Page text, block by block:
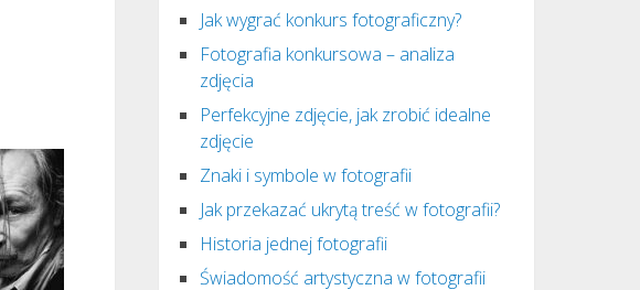
Jak wygrać konkurs fotograficzny?
Fotografia konkursowa – analiza
zdjęcia
Perfekcyjne zdjęcie, jak zrobić idealne
zdjęcie
Znaki i symbole w fotografii
Jak przekazać ukrytą treść w fotografii?
Historia jednej fotografii
Świadomość artystyczna w fotografii